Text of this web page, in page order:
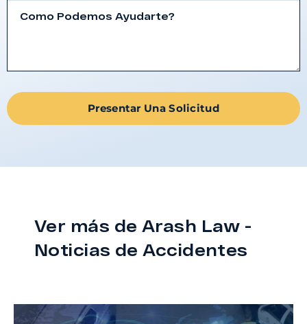
Presentar Una Solicitud
Ver más de Arash Law -
Noticias de Accidentes